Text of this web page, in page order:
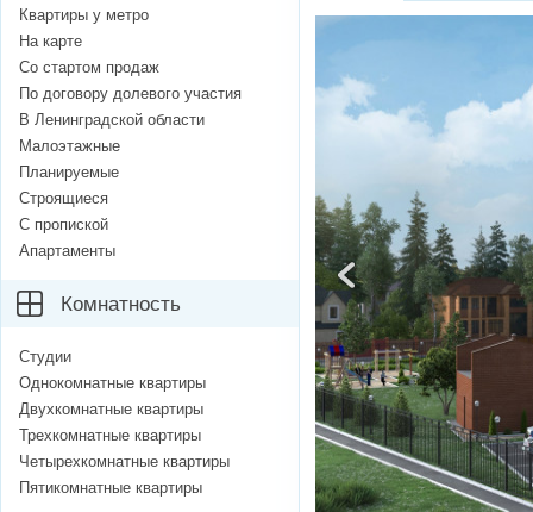
Квартиры у метро
На карте
Со стартом продаж
По договору долевого участия
В Ленинградской области
Малоэтажные
Планируемые
Строящиеся
С пропиской
Апартаменты
Комнатность
Студии
Однокомнатные квартиры
Двухкомнатные квартиры
Трехкомнатные квартиры
Четырехкомнатные квартиры
Пятикомнатные квартиры